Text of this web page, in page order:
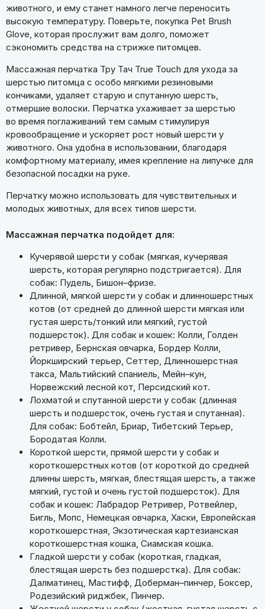
животного, и ему станет намного легче переносить
высокую температуру. Поверьте, покупка Pet Brush
Glove, которая прослужит вам долго, поможет
сэкономить средства на стрижке питомцев.
Массажная перчатка Тру Тач True Touch для ухода за
шерстью питомца с особо мягкими резиновыми
кончиками, удаляет старую и спутанную шерсть,
отмершие волоски. Перчатка ухаживает за шерстью
во время поглаживаний тем самым стимулируя
кровообращение и ускоряет рост новый шерсти у
животного. Она удобна в использовании, благодаря
комфортному материалу, имея крепление на липучке для
безопасной посадки на руке.
Перчатку можно использовать для чувствительных и
молодых животных, для всех типов шерсти.
Массажная перчатка подойдет для:
Кучерявой шерсти у собак (мягкая, кучерявая
шерсть, которая регулярно подстригается). Для
собак: Пудель, Бишон–фризе.
Длинной, мягкой шерсти у собак и длинношерстных
котов (от средней до длинной шерсти мягкая или
густая шерсть/тонкий или мягкий, густой
подшерсток). Для собак и кошек: Колли, Голден
ретривер, Бернская овчарка, Бордер Колли,
Йоркширский терьер, Сеттер, Длинношерстная
такса, Мальтийский спаниель, Мейн–кун,
Норвежский лесной кот, Персидский кот.
Лохматой и спутанной шерсти у собак (длинная
шерсть и подшерсток, очень густая и спутанная).
Для собак: Бобтейл, Бриар, Тибетский Терьер,
Бородатая Колли.
Короткой шерсти, прямой шерсти у собак и
короткошерстных котов (от короткой до средней
длинны шерсть, мягкая, блестящая шерсть, а также
мягкий, густой и очень густой подшерсток). Для
собак и кошек: Лабрадор Ретривер, Ротвейлер,
Бигль, Мопс, Немецкая овчарка, Хаски, Европейская
короткошерстная, Экзотическая картезианская
короткошерстная кошка, Сиамская кошка.
Гладкой шерсти у собак (короткая, гладкая,
блестящая шерсть без подшерстка). Для собак:
Далматинец, Мастифф, Доберман–пинчер, Боксер,
Родезийский риджбек, Пинчер.